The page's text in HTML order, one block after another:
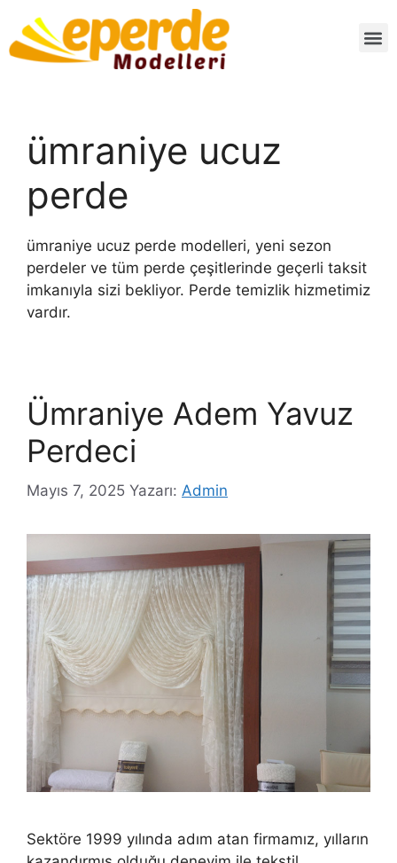
ümraniye ucuz
perde
ümraniye ucuz perde modelleri, yeni sezon
perdeler ve tüm perde çeşitlerinde geçerli taksit
imkanıyla sizi bekliyor. Perde temizlik hizmetimiz
vardır.
Ümraniye Adem Yavuz
Perdeci
Mayıs 7, 2025 Yazarı: Admin
Sektöre 1999 yılında adım atan firmamız, yılların